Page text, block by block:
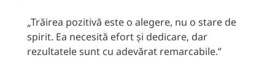
„Trăirea pozitivă este o alegere, nu o stare de
spirit. Ea necesită efort și dedicare, dar
rezultatele sunt cu adevărat remarcabile.”